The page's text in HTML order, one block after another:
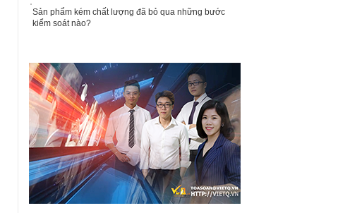
Sản phẩm kém chất lượng đã bỏ qua những bước
kiểm soát nào?